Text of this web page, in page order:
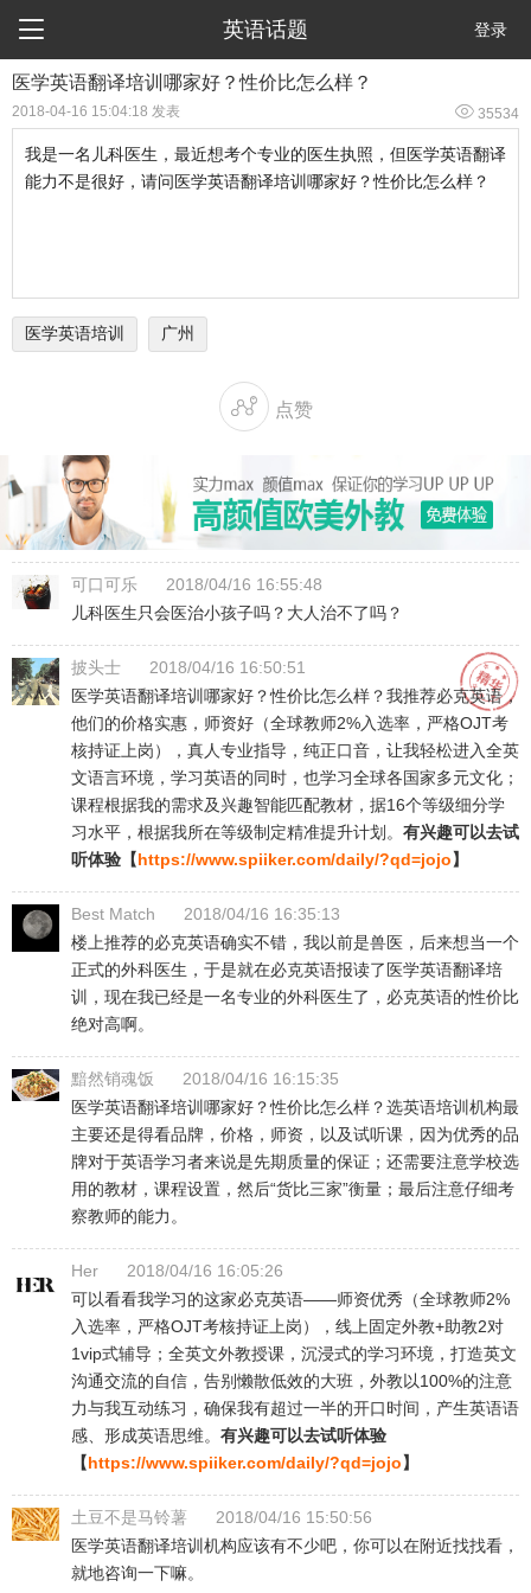
 英语话题 登录
医学英语翻译培训哪家好？性价比怎么样？
2018-04-16 15:04:18 发表  35534
我是一名儿科医生，最近想考个专业的医生执照，但医学英语翻译
能力不是很好，请问医学英语翻译培训哪家好？性价比怎么样？
医学英语培训 广州
 点赞
可口可乐
2018/04/16 16:55:48
儿科医生只会医治小孩子吗？大人治不了吗？
披头士
2018/04/16 16:50:51
医学英语翻译培训哪家好？性价比怎么样？我推荐必克英语，
他们的价格实惠，师资好（全球教师2%入选率，严格OJT考
核持证上岗），真人专业指导，纯正口音，让我轻松进入全英
文语言环境，学习英语的同时，也学习全球各国家多元文化；
课程根据我的需求及兴趣智能匹配教材，据16个等级细分学
习水平，根据我所在等级制定精准提升计划。 有兴趣可以去试
听体验【https://www.spiiker.com/daily/?qd=jojo】
Best Match
2018/04/16 16:35:13
楼上推荐的必克英语确实不错，我以前是兽医，后来想当一个
正式的外科医生，于是就在必克英语报读了医学英语翻译培
训，现在我已经是一名专业的外科医生了，必克英语的性价比
绝对高啊。
黯然销魂饭
2018/04/16 16:15:35
医学英语翻译培训哪家好？性价比怎么样？选英语培训机构最
主要还是得看品牌，价格，师资，以及试听课，因为优秀的品
牌对于英语学习者来说是先期质量的保证；还需要注意学校选
用的教材，课程设置，然后“货比三家”衡量；最后注意仔细考
察教师的能力。
Her
2018/04/16 16:05:26
可以看看我学习的这家必克英语——师资优秀（全球教师2%
入选率，严格OJT考核持证上岗），线上固定外教+助教2对
1vip式辅导；全英文外教授课，沉浸式的学习环境，打造英文
沟通交流的自信，告别懒散低效的大班，外教以100%的注意
力与我互动练习，确保我有超过一半的开口时间，产生英语语
感、形成英语思维。 有兴趣可以去试听体验
【https://www.spiiker.com/daily/?qd=jojo】
土豆不是马铃薯
2018/04/16 15:50:56
医学英语翻译培训机构应该有不少吧，你可以在附近找找看，
就地咨询一下嘛。